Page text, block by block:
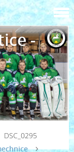
-
DSC_0295